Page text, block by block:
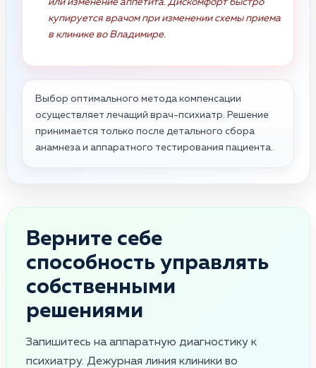
или изменение аппетита. Дискомфорт быстро
купируется врачом при изменении схемы приема
в клинике во Владимире.
Выбор оптимального метода компенсации
осуществляет лечащий врач-психиатр. Решение
принимается только после детального сбора
анамнеза и аппаратного тестирования пациента.
Верните себе
способность управлять
собственными
решениями
Запишитесь на аппаратную диагностику к
психиатру. Дежурная линия клиники во